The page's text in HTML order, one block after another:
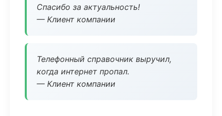
Спасибо за актуальность!
— Клиент компании
Телефонный справочник выручил,
когда интернет пропал.
— Клиент компании